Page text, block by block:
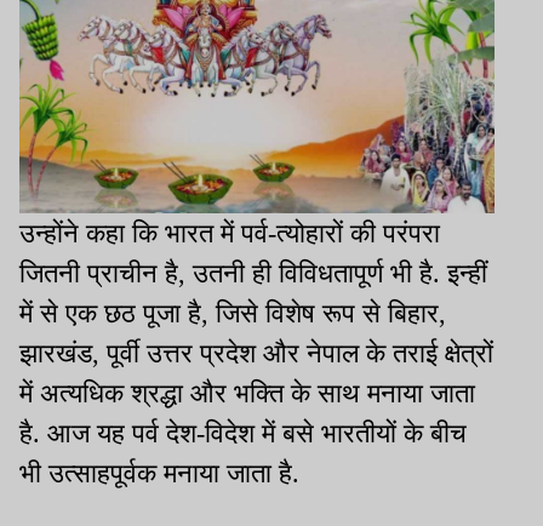
उन्होंने कहा कि भारत में पर्व-त्योहारों की परंपरा
जितनी प्राचीन है, उतनी ही विविधतापूर्ण भी है. इन्हीं
में से एक छठ पूजा है, जिसे विशेष रूप से बिहार,
झारखंड, पूर्वी उत्तर प्रदेश और नेपाल के तराई क्षेत्रों
में अत्यधिक श्रद्धा और भक्ति के साथ मनाया जाता
है. आज यह पर्व देश-विदेश में बसे भारतीयों के बीच
भी उत्साहपूर्वक मनाया जाता है.